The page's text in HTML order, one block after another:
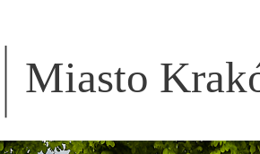
Miasto